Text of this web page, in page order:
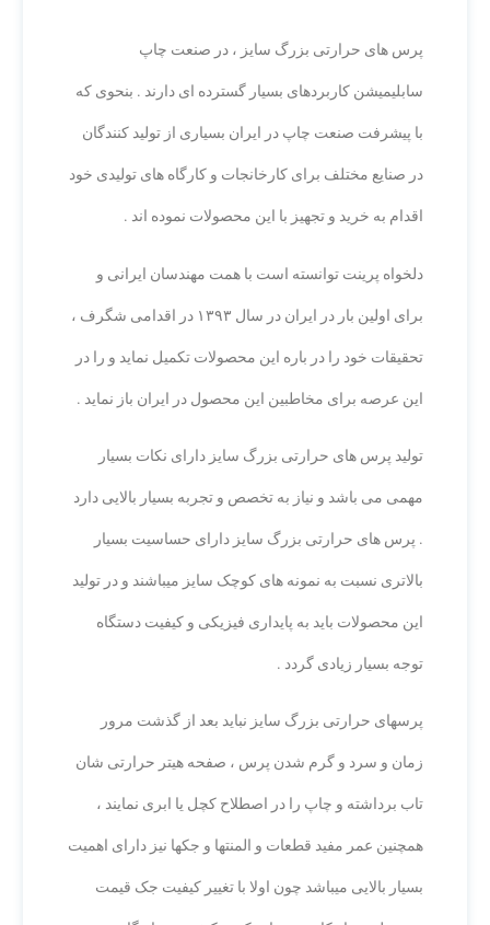
پرس های حرارتی بزرگ سایز ، در صنعت چاپ
سابلیمیشن کاربردهای بسیار گسترده ای دارند . بنحوی که
با پیشرفت صنعت چاپ در ایران بسیاری از تولید کنندگان
در صنایع مختلف برای کارخانجات و کارگاه های تولیدی خود
اقدام به خرید و تجهیز با این محصولات نموده اند .
دلخواه پرینت توانسته است با همت مهندسان ایرانی و
برای اولین بار در ایران در سال ۱۳۹۳ در اقدامی شگرف ،
تحقیقات خود را در باره این محصولات تکمیل نماید و را در
این عرصه برای مخاطبین این محصول در ایران باز نماید .
تولید پرس های حرارتی بزرگ سایز دارای نکات بسیار
مهمی می باشد و نیاز به تخصص و تجربه بسیار بالایی دارد
. پرس های حرارتی بزرگ سایز دارای حساسیت بسیار
بالاتری نسبت به نمونه های کوچک سایز میباشند و در تولید
این محصولات باید به پایداری فیزیکی و کیفیت دستگاه
توجه بسیار زیادی گردد .
پرسهای حرارتی بزرگ سایز نباید بعد از گذشت مرور
زمان و سرد و گرم شدن پرس ، صفحه هیتر حرارتی شان
تاب برداشته و چاپ را در اصطلاح کچل یا ابری نمایند ،
همچنین عمر مفید قطعات و المنتها و جکها نیز دارای اهمیت
بسیار بالایی میباشد چون اولا با تغییر کیفیت جک قیمت